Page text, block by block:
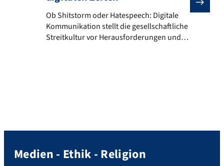
Ob Shitstorm oder Hatespeech: Digitale
Ob Shitstorm oder Hatespeech: Digitale
Kommunikation stellt die gesellschaftliche
Streitkultur vor Herausforderungen und
Medien - Ethik - Religion